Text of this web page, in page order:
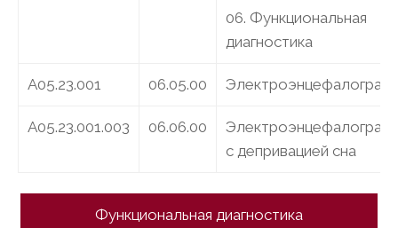
06. Функциональная
диагностика
A05.23.001 06.05.00
A05.23.001.003 06.06.00
с депривацией сна
Функциональная диагностика